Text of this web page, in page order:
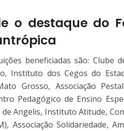
o destaque do
beneficiadas são: Clube
Instituto dos Cegos do
Grosso, Associação
Pedagógico de Ensino
de Angelis, Instituto Atitude,
Associação Solidariedade,